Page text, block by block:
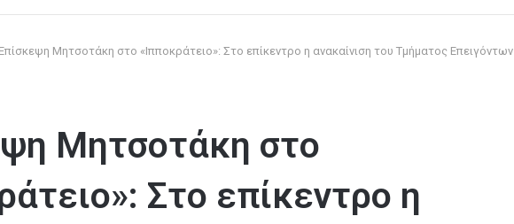
Επίσκεψη Μητσοτάκη στο «Ιπποκράτειο»: Στο επίκεντρο η ανακαίνιση του Τμήματος Επειγόντων
Μητσοτάκη στο
Στο επίκεντρο η